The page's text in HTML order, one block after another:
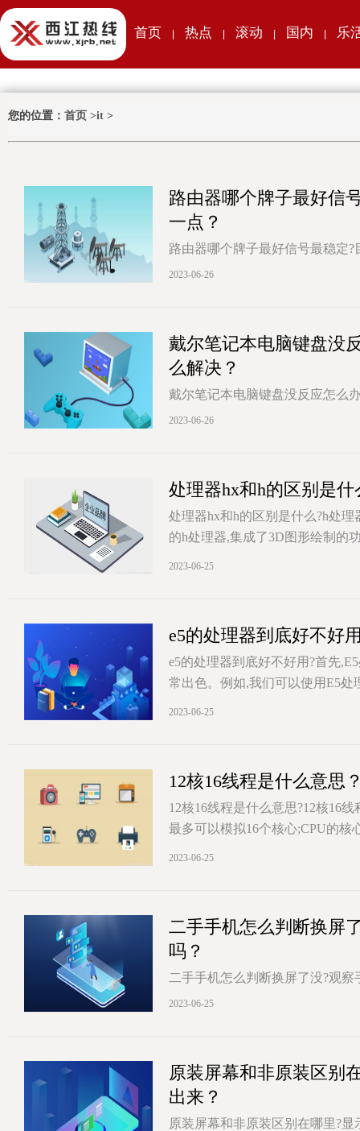
首页 热点 滚动 国内 乐
您的位置： 首页 >it >
路由器哪个牌子最好信
一点？
路由器哪个牌子最好信号最稳定
(LINKSYS )、UNBT。他们的路
2023-06-26
戴尔笔记本电脑键盘没
么解决？
戴尔笔记本电脑键盘没反应怎么
时,第一件事应该是确认是否存在
2023-06-26
处理器hx和h的区别是
处理器hx和h的区别是什么?h处
的h处理器,集成了3D图形绘制的
2023-06-25
e5的处理器到底好不好
e5的处理器到底好不好用?首先
常出色。例如,我们可以使用E5
2023-06-25
12核16线程是什么意思
12核16线程是什么意思?12核16
最多可以模拟16个核心;CPU的
2023-06-25
二手手机怎么判断换屏
吗？
二手手机怎么判断换屏了没?观
屏幕出现了漏光现象,那么很有可
2023-06-25
原装屏幕和非原装区别
出来？
原装屏幕和非原装区别在哪里?